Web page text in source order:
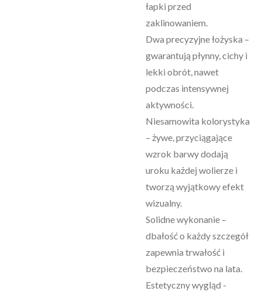
łapki przed
zaklinowaniem.
Dwa precyzyjne łożyska –
gwarantują płynny, cichy i
lekki obrót, nawet
podczas intensywnej
aktywności.
Niesamowita kolorystyka
– żywe, przyciągające
wzrok barwy dodają
uroku każdej wolierze i
tworzą wyjątkowy efekt
wizualny.
Solidne wykonanie –
dbałość o każdy szczegół
zapewnia trwałość i
bezpieczeństwo na lata.
Estetyczny wygląd -